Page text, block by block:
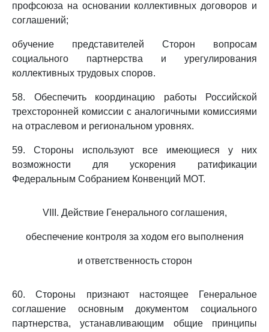
профсоюза на основании коллективных договоров и
соглашений;
обучение представителей Сторон вопросам
социального партнерства и урегулирования
коллективных трудовых споров.
58. Обеспечить координацию работы Российской
трехсторонней комиссии с аналогичными комиссиями
на отраслевом и региональном уровнях.
59. Стороны используют все имеющиеся у них
возможности для ускорения ратификации
Федеральным Собранием Конвенций МОТ.
VIII. Действие Генерального соглашения,
обеспечение контроля за ходом его выполнения
и ответственность сторон
60. Стороны признают настоящее Генеральное
соглашение основным документом социального
партнерства, устанавливающим общие принципы